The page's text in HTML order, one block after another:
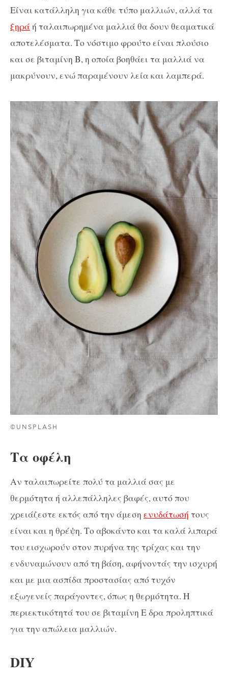
Είναι κατάλληλη για κάθε τύπο μαλλιών, αλλά τα
ξηράή ταλαιπωρημένα μαλλιά θα δουν θεαματικά
αποτελέσματα. Το νόστιμο φρούτο είναι πλούσιο
και σε βιταμίνη Β, η οποία βοηθάει τα μαλλιά να
μακρύνουν, ενώ παραμένουν λεία και λαμπερά.
©UNSPLASH
Τα οφέλη
Αν ταλαιπωρείτε πολύ τα μαλλιά σας με
θερμότητα ή αλλεπάλληλες βαφές, αυτό που
χρειάζεστε εκτός από την άμεση ενυδάτωσή τους
είναι και η θρέψη. Το αβοκάντο και τα καλά λιπαρά
του εισχωρούν στον πυρήνα της τρίχας και την
ενδυναμώνουν από τη βάση, αφήνοντάς την ισχυρή
και με μια ασπίδα προστασίας από τυχόν
εξωγενείς παράγοντες, όπως η θερμότητα. Η
περιεκτικότητά του σε βιταμίνη Ε δρα προληπτικά
για την απώλεια μαλλιών.
DIY